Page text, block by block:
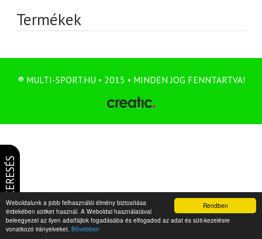
Rendben
Weboldalunk a jobb felhasználói élmény biztosítása
érdekében sütiket használ. A Weboldal használatával
beleegyezel az ilyen adatfájlok fogadásába és elfogadod az adat és süti-kezelésre
vonatkozó irányelveket. Bővebben
KERESÉS
Termékek
® MULTI-SPORT.HU • 2015 • MINDEN JOG FENNTARTVA!